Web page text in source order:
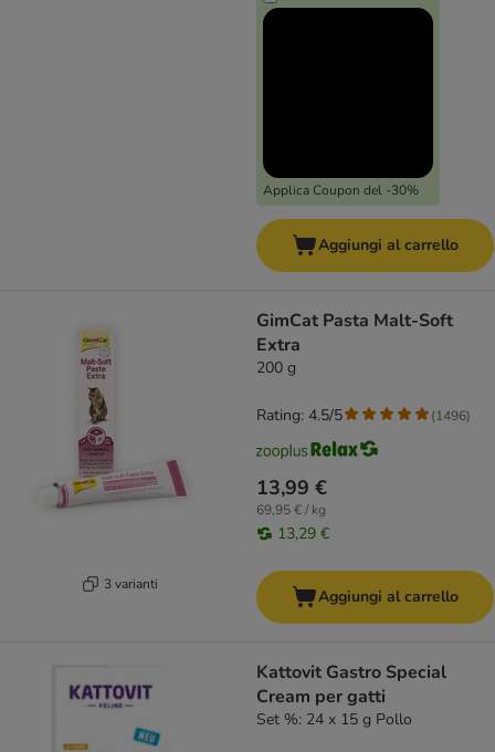
Applica Coupon del -30%
Aggiungi al carrello
3 varianti
GimCat Pasta Malt-Soft
Extra
200 g
13,99 €
69,95 € / kg
13,29 €
Rating: 4.5/5 (1496)
Aggiungi al carrello
Kattovit Gastro Special
Cream per gatti
Set %: 24 x 15 g Pollo